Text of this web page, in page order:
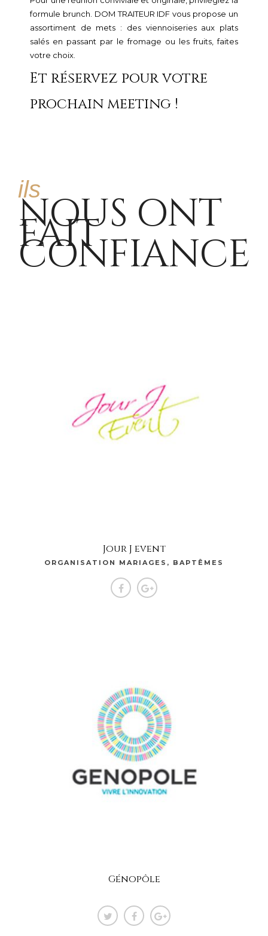
formule brunch. DOM TRAITEUR IDF vous propose un
assortiment de mets : des viennoiseries aux plats
salés en passant par le fromage ou les fruits, faites
votre choix.
Et réservez pour votre
prochain meeting !
ils
NOUS ONT
FAIT
CONFIANCE
Jour J event
ORGANISATION MARIAGES, BAPTÊMES
Génopôle